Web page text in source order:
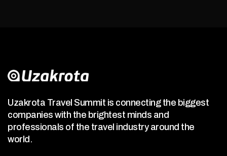
Uzakrota Travel Summit is connecting the biggest
companies with the brightest minds and
professionals of the travel industry around the
world.